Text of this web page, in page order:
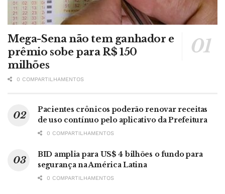
Mega-Sena não tem ganhador e
prêmio sobe para R$ 150
milhões
0 COMPARTILHAMENTOS
Pacientes crônicos poderão renovar receitas
de uso contínuo pelo aplicativo da Prefeitura
0 COMPARTILHAMENTOS
BID amplia para US$ 4 bilhões o fundo para
segurança na América Latina
0 COMPARTILHAMENTOS